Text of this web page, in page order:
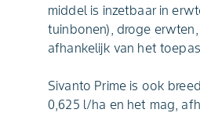
middel is inzetbaar in
tuinbonen), droge
afhankelijk van het
Sivanto Prime is ook
0,625 l/ha en het mag,